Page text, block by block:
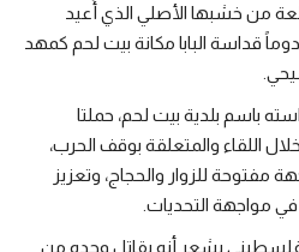
من خشبها الأصلي الذي أُعيد
قداسة البابا مكانة بيت لحم كمهد
باسم بلدية بيت لحم، حملتا
اللقاء والمتعلقة بوقف الحرب،
مفتوحة للزوار والحجاج، وتعزيز
مواجهة التحديات.
يشعر أنه يقاتل وحده من